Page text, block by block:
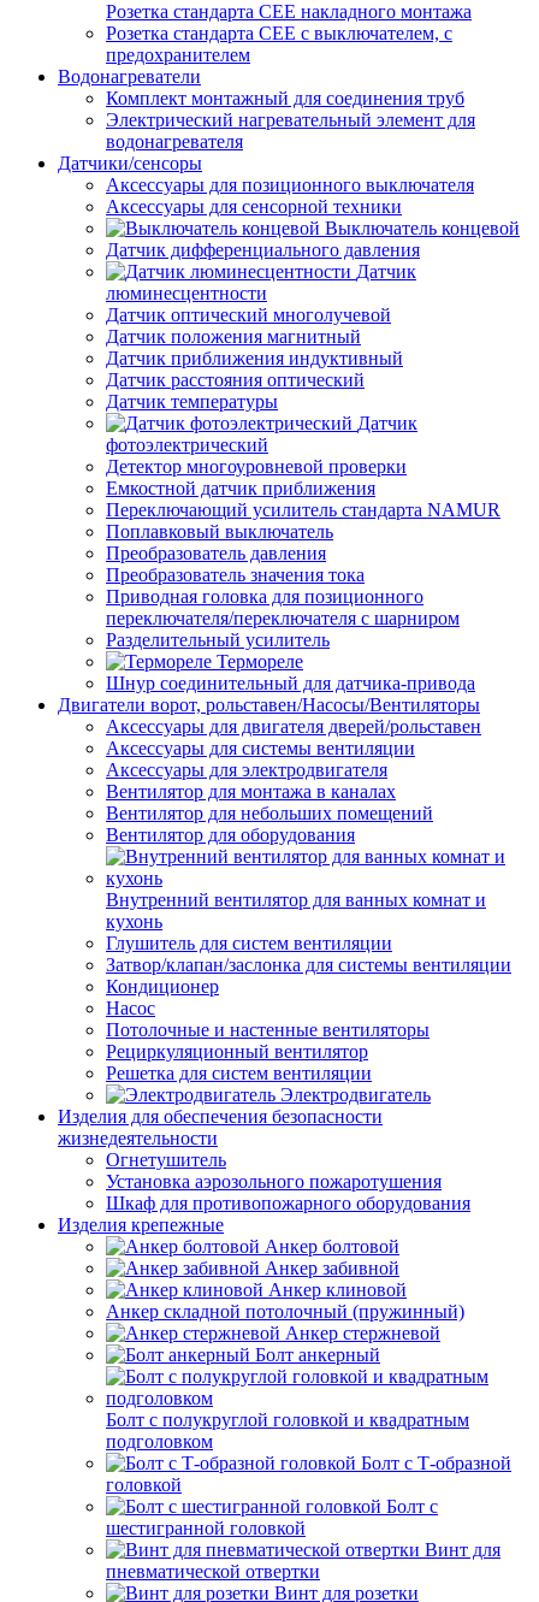
Розетка стандарта СЕЕ накладного монтажа
Розетка стандарта СЕЕ с выключателем, с
предохранителем
Водонагреватели
Комплект монтажный для соединения труб
Электрический нагревательный элемент для
водонагревателя
Датчики/сенсоры
Аксессуары для позиционного выключателя
Аксессуары для сенсорной техники
Выключатель концевой
Датчик дифференциального давления
Датчик
люминесцентности
Датчик оптический многолучевой
Датчик положения магнитный
Датчик приближения индуктивный
Датчик расстояния оптический
Датчик температуры
Датчик
фотоэлектрический
Детектор многоуровневой проверки
Емкостной датчик приближения
Переключающий усилитель стандарта NAMUR
Поплавковый выключатель
Преобразователь давления
Преобразователь значения тока
Приводная головка для позиционного
переключателя/переключателя с шарниром
Разделительный усилитель
Термореле
Шнур соединительный для датчика-привода
Двигатели ворот, рольставен/Насосы/Вентиляторы
Аксессуары для двигателя дверей/рольставен
Аксессуары для системы вентиляции
Аксессуары для электродвигателя
Вентилятор для монтажа в каналах
Вентилятор для небольших помещений
Вентилятор для оборудования
Внутренний вентилятор для ванных комнат и
кухонь
Глушитель для систем вентиляции
Затвор/клапан/заслонка для системы вентиляции
Кондиционер
Насос
Потолочные и настенные вентиляторы
Рециркуляционный вентилятор
Решетка для систем вентиляции
Электродвигатель
Изделия для обеспечения безопасности
жизнедеятельности
Огнетушитель
Установка аэрозольного пожаротушения
Шкаф для противопожарного оборудования
Изделия крепежные
Анкер болтовой
Анкер забивной
Анкер клиновой
Анкер складной потолочный (пружинный)
Анкер стержневой
Болт анкерный
Болт с полукруглой головкой и квадратным
подголовком
Болт с Т-образной
головкой
Болт с
шестигранной головкой
Винт для
пневматической отвертки
Винт для розетки